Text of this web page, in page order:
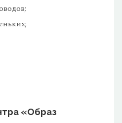
«Образ